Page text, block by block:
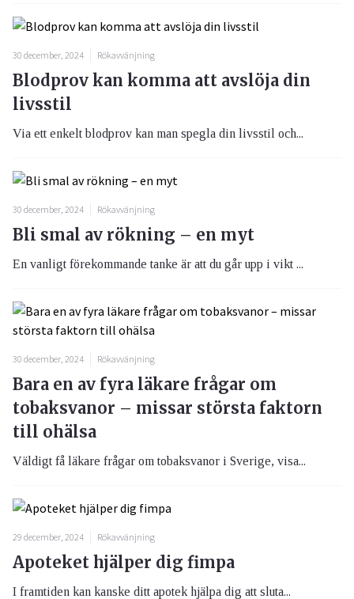
30 december, 2024 Rökavvänjning
Blodprov kan komma att avslöja din
livsstil
Via ett enkelt blodprov kan man spegla din livsstil och...
30 december, 2024 Rökavvänjning
Bli smal av rökning – en myt
En vanligt förekommande tanke är att du går upp i vikt ...
30 december, 2024 Rökavvänjning
Bara en av fyra läkare frågar om
tobaksvanor – missar största faktorn
till ohälsa
Väldigt få läkare frågar om tobaksvanor i Sverige, visa...
29 december, 2024 Rökavvänjning
Apoteket hjälper dig fimpa
I framtiden kan kanske ditt apotek hjälpa dig att sluta...